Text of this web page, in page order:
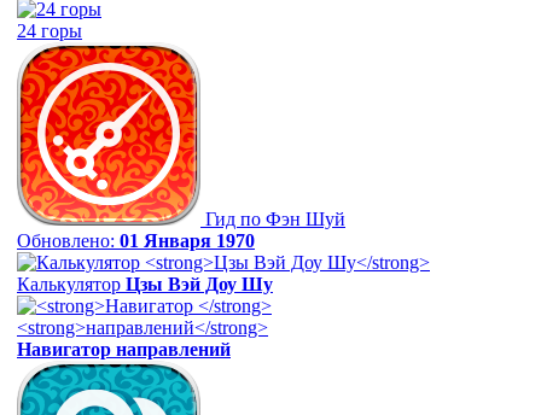
24 горы
Гид по Фэн Шуй
Обновлено: 01 Января 1970
Калькулятор Цзы Вэй Доу Шу
Навигатор направлений